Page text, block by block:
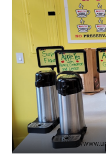
https://